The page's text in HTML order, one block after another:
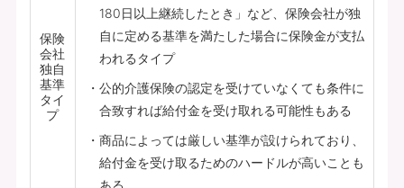
保険
会社
独自
基準
タイ
プ
180日以上継続したとき」など、保険会社が独
自に定める基準を満たした場合に保険金が支払
われるタイプ
公的介護保険の認定を受けていなくても条件に
合致すれば給付金を受け取れる可能性もある
商品によっては厳しい基準が設けられており、
給付金を受け取るためのハードルが高いことも
ある